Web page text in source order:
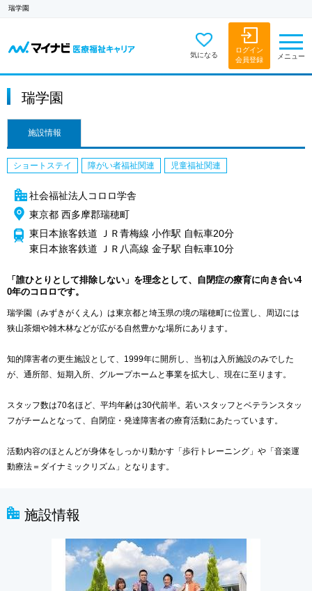
瑞学園
気になる
ログイン
会員登録
メニュー
瑞学園
施設情報
ショートステイ 障がい者福祉関連 児童福祉関連
社会福祉法人コロロ学舎
東京都 西多摩郡瑞穂町
東日本旅客鉄道 ＪＲ青梅線 小作駅 自転車20分
東日本旅客鉄道 ＪＲ八高線 金子駅 自転車10分
「誰ひとりとして排除しない」を理念として、自閉症の療育に向き合い4
0年のコロロです。
瑞学園（みずきがくえん）は東京都と埼玉県の境の瑞穂町に位置し、周辺には
狭山茶畑や雑木林などが広がる自然豊かな場所にあります。
知的障害者の更生施設として、1999年に開所し、当初は入所施設のみでした
が、通所部、短期入所、グループホームと事業を拡大し、現在に至ります。
スタッフ数は70名ほど、平均年齢は30代前半。若いスタッフとベテランスタッ
フがチームとなって、自閉症・発達障害者の療育活動にあたっています。
活動内容のほとんどが身体をしっかり動かす「歩行トレーニング」や「音楽運
動療法＝ダイナミックリズム」となります。
施設情報